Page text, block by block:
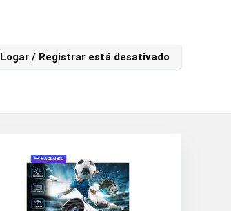
Logar / Registrar está desativado